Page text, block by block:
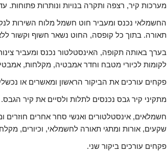
מערכות קיר, רצפה ותקרה בנויות ונותרות פתוחות.
החשמלאי נכנס ומעביר חוט חשמל מלוח השירות
תאורה. בתוך כל קופסה, החוט נשאר חשוף וקשור
בערך באותה תקופה, האינסטלטור נכנס ומעביר
לקומות לכיורי מטבח וחדר אמבטיה, מקלחות,
פקחים עורכים את הביקור הראשון ומאשרים או
מתקיני קיר גבס נכנסים לתלות ולסיים את קיר הגבס.
חשמלאים, אינסטלטורים ואנשי סחר אחרים חוזרים
שקעים, אורות ומתגי תאורה לחשמלאי, וכיורים,
פקחים עורכים ביקור שני.